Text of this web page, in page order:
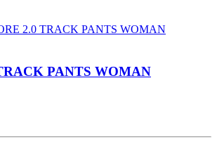
PANTS WOMAN